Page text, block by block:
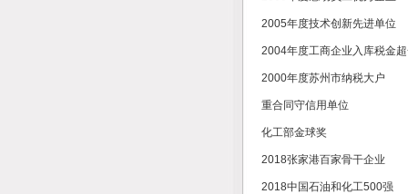
2005年度技术创新先进单位
2004年度工商企业入库税金
2000年度苏州市纳税
重合同守信用单位
化工部金球奖
2018张家港百家骨干企业
2018中国石油和化工500强